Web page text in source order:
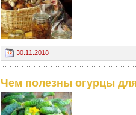
30.11.2018
Чем полезны огурцы